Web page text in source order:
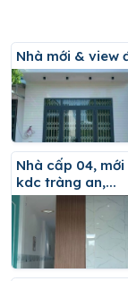
Nhà mới &
Nhà cấp 04, mới 100% | bên bvđk thanh vũ medic, thuộc
kdc tràng an,...